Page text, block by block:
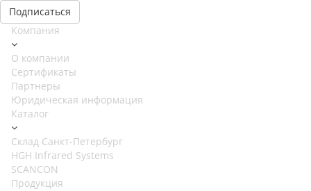
Компания
О компании
Сертификаты
Партнеры
Юридическая информация
Каталог
Cклад Санкт-Петербург
HGH Infrared Systems
SCANCON
Продукция